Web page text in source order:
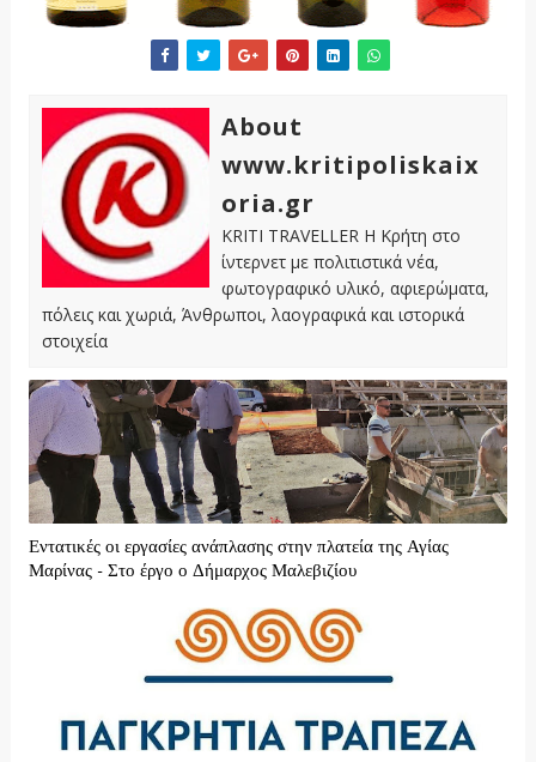
About
www.kritipoliskaix
oria.gr
KRITI TRAVELLER Η Κρήτη στο
ίντερνετ με πολιτιστικά νέα,
φωτογραφικό υλικό, αφιερώματα,
πόλεις και χωριά, Άνθρωποι, λαογραφικά και ιστορικά
στοιχεία
Εντατικές οι εργασίες ανάπλασης στην πλατεία της Αγίας
Μαρίνας - Στο έργο ο Δήμαρχος Μαλεβιζίου